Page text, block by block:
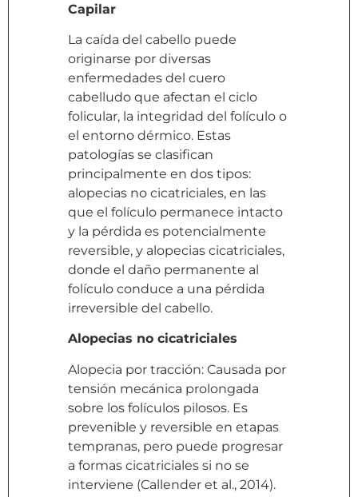
Capilar
La caída del cabello puede
originarse por diversas
enfermedades del cuero
cabelludo que afectan el ciclo
folicular, la integridad del folículo o
el entorno dérmico. Estas
patologías se clasifican
principalmente en dos tipos:
alopecias no cicatriciales, en las
que el folículo permanece intacto
y la pérdida es potencialmente
reversible, y alopecias cicatriciales,
donde el daño permanente al
folículo conduce a una pérdida
irreversible del cabello.
Alopecias no cicatriciales
Alopecia por tracción: Causada por
tensión mecánica prolongada
sobre los folículos pilosos. Es
prevenible y reversible en etapas
tempranas, pero puede progresar
a formas cicatriciales si no se
interviene (Callender et al., 2014).